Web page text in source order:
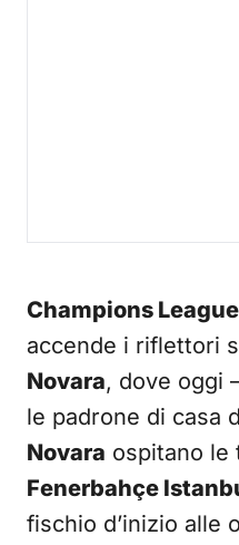
Champions League
accende i riflettori
Novara, dove oggi
le padrone di casa
Novara ospitano le
Fenerbahçe
fischio d’inizio alle